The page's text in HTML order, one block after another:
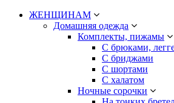
ЖЕНЩИНАМ
Домашняя одежда
Комплекты, пижамы
С брюками,
С бриджами
С шортами
С халатом
Ночные сорочки